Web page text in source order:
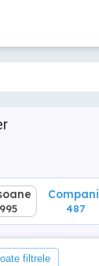
487
filtrele